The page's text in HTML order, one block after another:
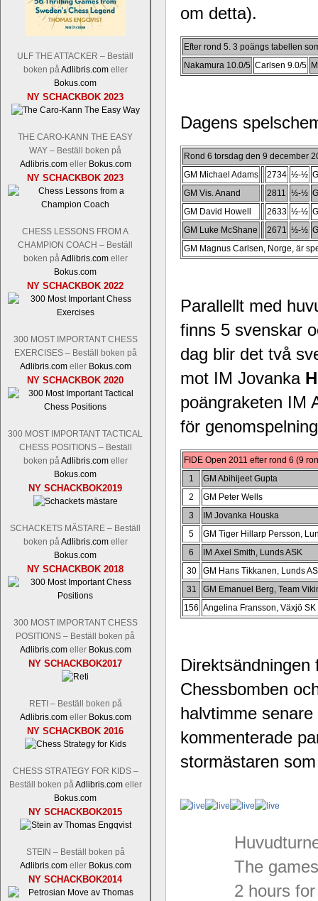
ULF THE ATTACKER – Beställ
boken påAdlibris.comeller
Bokus.com
NY SCHACKBOK 2023
THE CARO-KANN THE EASY
WAY – Beställ boken på
Adlibris.comeller Bokus.com
NY SCHACKBOK 2023
CHESS LESSONS FROM A
CHAMPION COACH – Beställ
boken påAdlibris.comeller
Bokus.com
NY SCHACKBOK 2022
300 MOST IMPORTANT CHESS
EXERCISES – Beställ boken på
Adlibris.comeller Bokus.com
NY SCHACKBOK 2020
300 MOST IMPORTANT TACTICAL
CHESS POSITIONS – Beställ
boken påAdlibris.comeller
Bokus.com
NY SCHACKBOK2019
SCHACKETS MÄSTARE – Beställ
boken påAdlibris.comeller
Bokus.com
NY SCHACKBOK 2018
300 MOST IMPORTANT CHESS
POSITIONS – Beställ boken på
Adlibris.comeller Bokus.com
NY SCHACKBOK2017
RETI – Beställ boken på
Adlibris.comeller Bokus.com
NY SCHACKBOK 2016
CHESS STRATEGY FOR KIDS –
Beställ boken påAdlibris.comeller
Bokus.com
NY SCHACKBOK2015
STEIN – Beställ boken på
Adlibris.comeller Bokus.com
NY SCHACKBOK2014
om detta).
Efter rond 5. 3 poängs tabellen
Nakamura 10.0/5 Carlsen 9.0/5
Dagens
Rond 6 torsdag den 9 december
GM Michael Adams
2734 ½-½
GM Vis. Anand
2811 ½-½
GM David Howell
2633 ½-½
GM Luke McShane
2671 ½-½
GM Magnus Carlsen, Norge, är
Parallellt med
finns 5 svenskar
dag blir det två
mot IM Jovanka
poängraketen IM
för
FIDE Open 2011 efter rond 6 (9
1
GM Abihijeet Gupta
2
GM Peter Wells
3
IM Jovanka Houska
5
GM Tiger Hillarp Persson,
6
IM Axel Smith, Lunds ASK
30
GM Hans Tikkanen, Lunds
31
GM Emanuel Berg, Team
156 Angelina Fransson, Växjö SK
Chessbomben
halvtimme
kommenterade
stormästaren
The
2 hours